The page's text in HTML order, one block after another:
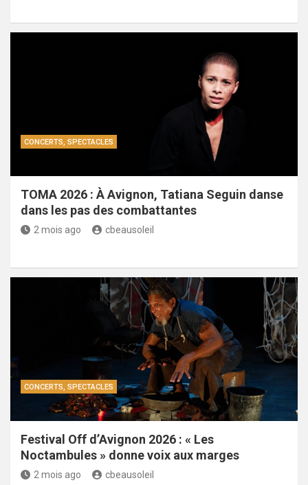
CONCERTS, SPECTACLES
TOMA 2026 : À Avignon, Tatiana Seguin danse
dans les pas des combattantes
2 mois ago cbeausoleil
CONCERTS, SPECTACLES
Festival Off d’Avignon 2026 : « Les
Noctambules » donne voix aux marges
2 mois ago cbeausoleil